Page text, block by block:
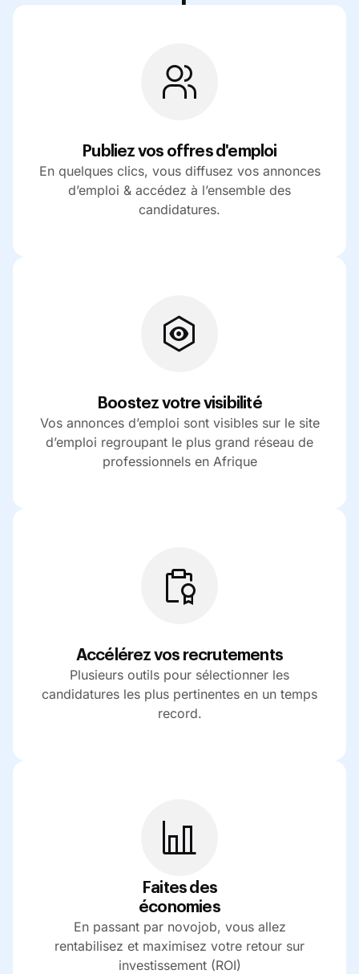
Publiez vos offres d'emploi
En quelques clics, vous diffusez vos annonces
d’emploi & accédez à l’ensemble des
candidatures.
Boostez votre visibilité
Vos annonces d’emploi sont visibles sur le site
d’emploi regroupant le plus grand réseau de
professionnels en Afrique
Accélérez vos recrutements
Plusieurs outils pour sélectionner les
candidatures les plus pertinentes en un temps
record.
Faites des
économies
En passant par novojob, vous allez
rentabilisez et maximisez votre retour sur
investissement (ROI)